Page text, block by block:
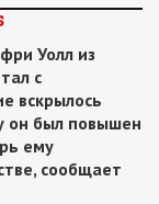
Уолл из
с
вскрылось
он был повышен
ему
сообщает